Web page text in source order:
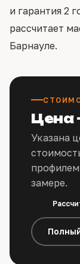
и гарантия 2
рассчитает
Барнауле.
Цена
Указана
замере.